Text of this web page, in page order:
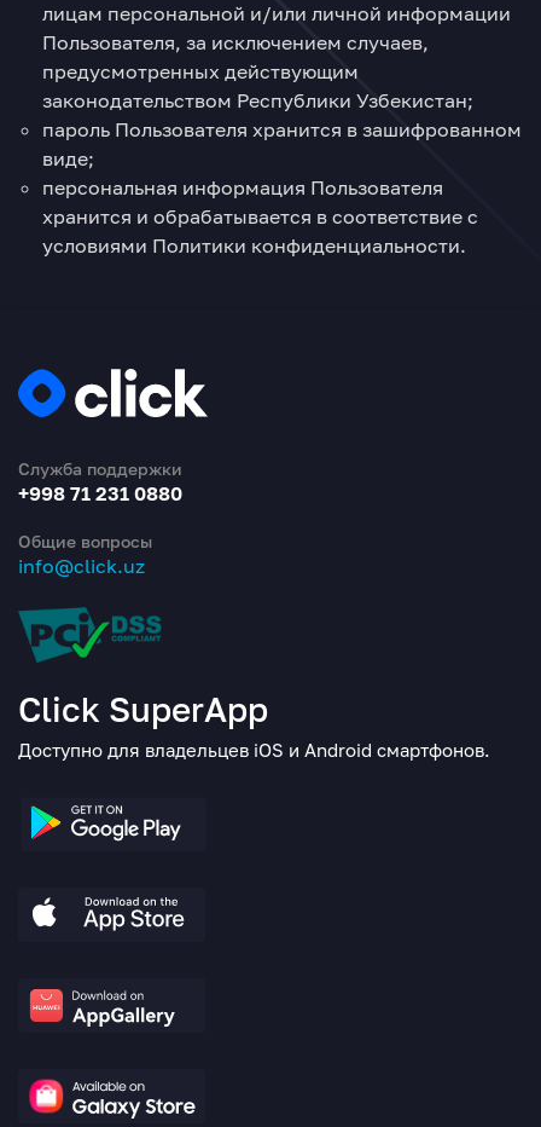
лицам персональной и/или личной информации
Пользователя, за исключением случаев,
предусмотренных действующим
законодательством Республики Узбекистан;
пароль Пользователя хранится в зашифрованном
виде;
персональная информация Пользователя
хранится и обрабатывается в соответствие с
условиями Политики конфиденциальности.
Служба поддержки
+998 71 231 0880
Общие вопросы
info@click.uz
Click SuperApp
Доступно для владельцев iOS и Android смартфонов.